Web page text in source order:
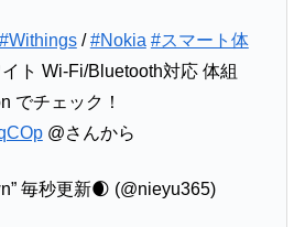
#Withings/#Nokia #スマート体
ト Wi-Fi/Bluetooth対応 体組
でチェック！
@さんから
毎秒更新🌒 (@nieyu365)